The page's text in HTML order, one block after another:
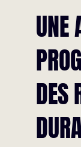
UNE
DES